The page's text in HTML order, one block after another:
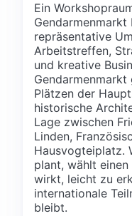
Ein
repräsentative
Arbeitstreffen,
und kreative
Plätzen der
historische
Lage zwischen
Linden,
Hausvogteiplatz.
plant, wählt
wirkt, leicht zu
internationale
bleibt.